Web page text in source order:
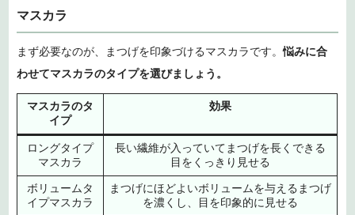
マスカラ
まず必要なのが、まつげを印象づけるマスカラです。悩みに合
わせてマスカラのタイプを選びましょう。
マスカラのタ
イプ
効果
ロングタイプ
マスカラ
長い繊維が入っていてまつげを長くできる
目をくっきり見せる
ボリュームタ
イプマスカラ
まつげにほどよいボリュームを与えるまつげ
を濃くし、目を印象的に見せる